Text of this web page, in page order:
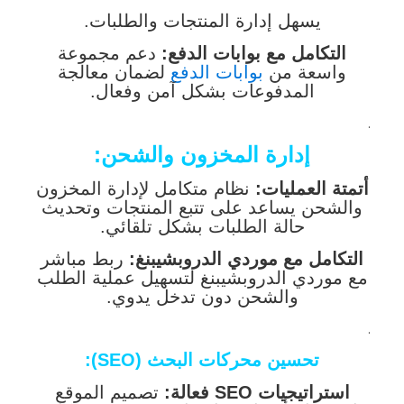
يسهل إدارة المنتجات والطلبات.
التكامل مع بوابات الدفع: دعم مجموعة
واسعة من بوابات الدفع لضمان معالجة
المدفوعات بشكل آمن وفعال.
.
إدارة المخزون والشحن:
أتمتة العمليات: نظام متكامل لإدارة المخزون
والشحن يساعد على تتبع المنتجات وتحديث
حالة الطلبات بشكل تلقائي.
التكامل مع موردي الدروبشيبنغ: ربط مباشر
مع موردي الدروبشيبنغ لتسهيل عملية الطلب
والشحن دون تدخل يدوي.
.
تحسين محركات البحث (SEO):
استراتيجيات SEO فعالة:
تصميم الموقع